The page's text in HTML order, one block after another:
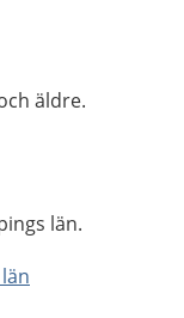
äldre.
län.